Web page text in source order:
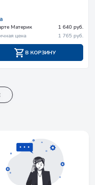
Материк
1 640 руб.
цена
1 765 руб.
В КОРЗИНУ